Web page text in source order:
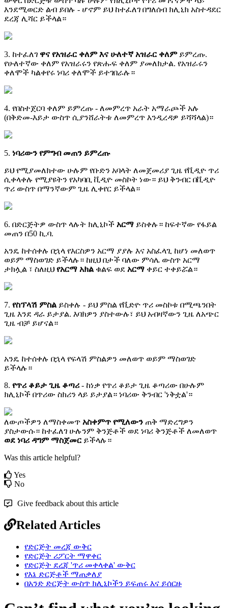
እንደሚወርድ ልብ ይበሉ - ሆኖም ይህ ከተፈለገ በግለሰብ ክሊኒክ አስተዳደር
ደረጃ ሊሻር ይችላል።
3. ከተፈለገ ዋና የአዝራር ቀለም እና ሁለተኛ አዝራር ቀለም ይምረጡ.
የሁለተኛው ቀለም የአዝራሩን የጽሑፍ ቀለም ያመለክታል. የአዝራሩን
ቀለሞች ካልቀየሩ ነባሪ ቀለሞች ይተገበራሉ ።
4. የበስተጀርባ ቀለም ይምረጡ - ለመምረጥ አራት አማራጮች አሉ
(በቅድመ-እይታ ውስጥ ሲያንሸራትቱ ለመምረጥ እንዲረዳዎ ይሻሻላል)።
5. ነባሪውን የምግብ መጠን ይምረጡ
ይህ የሚያመለክተው ሁሉም የቡድን አባላት ለመጀመሪያ ጊዜ የቪዲዮ ጥሪ
ሲቀላቀሉ የሚያዩትን የአካባቢ ቪዲዮ መስኮት ነው። ይህ ቅንብር በቪዲዮ
ጥሪ ውስጥ በማንኛውም ጊዜ ሊቀየር ይችላል።
6. በድርጅትዎ ውስጥ ላሉት ክሊኒኮች አርማ ይስቀሉ ። ከፍተኛው የፋይል
መጠን በ50 ኪ.ባ.
አንዴ ከተሰቀሉ በኋላ የእርስዎን አርማ ያያሉ እና አስፈላጊ ከሆነ መለወጥ
ወይም ማስወገድ ይችላሉ ። ከዚህ በታች ባለው ምሳሌ ውስጥ አርማ
ታክሏ ል ፣ ስለዚህ የአርማ አክል ቁልፍ ወደ አርማ ቀይር ተቀይሯል።
7. የስፕላሽ ምስል ይስቀሉ - ይህ ምስል የቪድዮ ጥሪ መስኮቱ በሚጫንበት
ጊዜ እንደ ዳራ ይታያል. እባክዎን ያስተውሉ፣ ይህ አብዛኛውን ጊዜ ለአጭር
ጊዜ ብቻ ይሆናል።
አንዴ ከተሰቀሉ በኋላ የፍላሽ ምስልዎን መለወጥ ወይም ማስወገድ
ይችላሉ ።
8. የጥሪ ቆይታ ጊዜ ቆጣሪ - ከነቃ የጥሪ ቆይታ ጊዜ ቆጣሪው በሁሉም
ክሊኒኮች በጥሪው ስክሪን ላይ ይታያል። ነባሪው ቅንብር 'ነቅቷል'።
ለውጦችዎን ለማስቀመጥ አስቀምጥ የሚለውን ጠቅ ማድረግዎን
ያስታውሱ። ከተፈለገ ሁሉንም ቅንጅቶች ወደ ነባሪ ቅንጅቶች ለመለወጥ
ወደ ነባሪ ዳግም ማስጀመር ይችላሉ ።
Was this article helpful?
Yes
No
Give feedback about this article
Related Articles
የድርጅት መረጃ ውቅር
የድርጅት ሪፖርት ማዋቀር
የድርጅት ደረጃ 'ጥሪ መቀላቀል' ውቅር
የእኔ ድርጅቶች ማጠቃለያ
በአንድ ድርጅት ውስጥ ክሊኒኮችን ይፍጠሩ እና ይሰርዙ